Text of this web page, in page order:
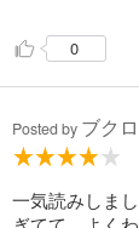
0
Posted by ブク
一気読みしま